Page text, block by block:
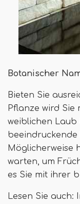
Botanischer
Bieten Sie
Pflanze wird
weiblichen Laub
beeindruckende
Möglicherweise
warten, um
es Sie mit ihrer
Lesen Sie